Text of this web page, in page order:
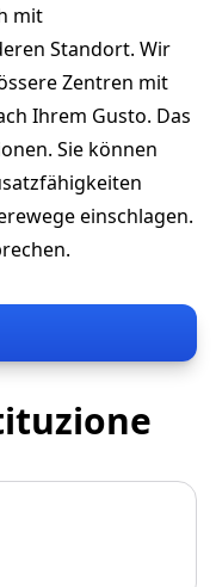
mit
Standort. Wir
Zentren mit
Ihrem Gusto. Das
Sie können
einschlagen.